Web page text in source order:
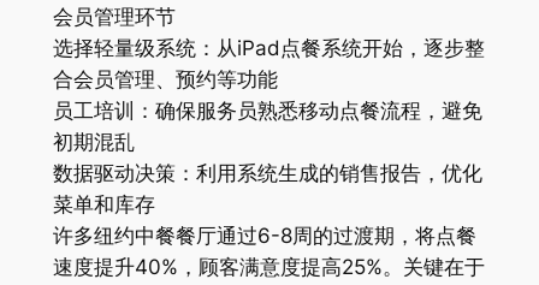
会员管理环节
选择轻量级系统：从iPad点餐系统开始，逐步整
合会员管理、预约等功能
员工培训：确保服务员熟悉移动点餐流程，避免
初期混乱
数据驱动决策：利用系统生成的销售报告，优化
菜单和库存
许多纽约中餐餐厅通过6-8周的过渡期，将点餐
速度提升40%，顾客满意度提高25%。关键在于